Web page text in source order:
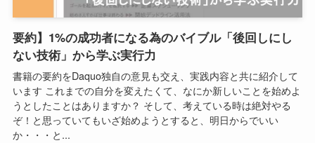
要約】1%の成功者になる為のバイブル「後回しにし
ない技術」から学ぶ実行力
書籍の要約をDaquo独自の意見も交え、実践内容と共に紹介して
います これまでの自分を変えたくて、なにか新しいことを始めよ
うとしたことはありますか？ そして、考えている時は絶対やる
ぞ！と思っていてもいざ始めようとすると、明日からでいい
か・・・と...